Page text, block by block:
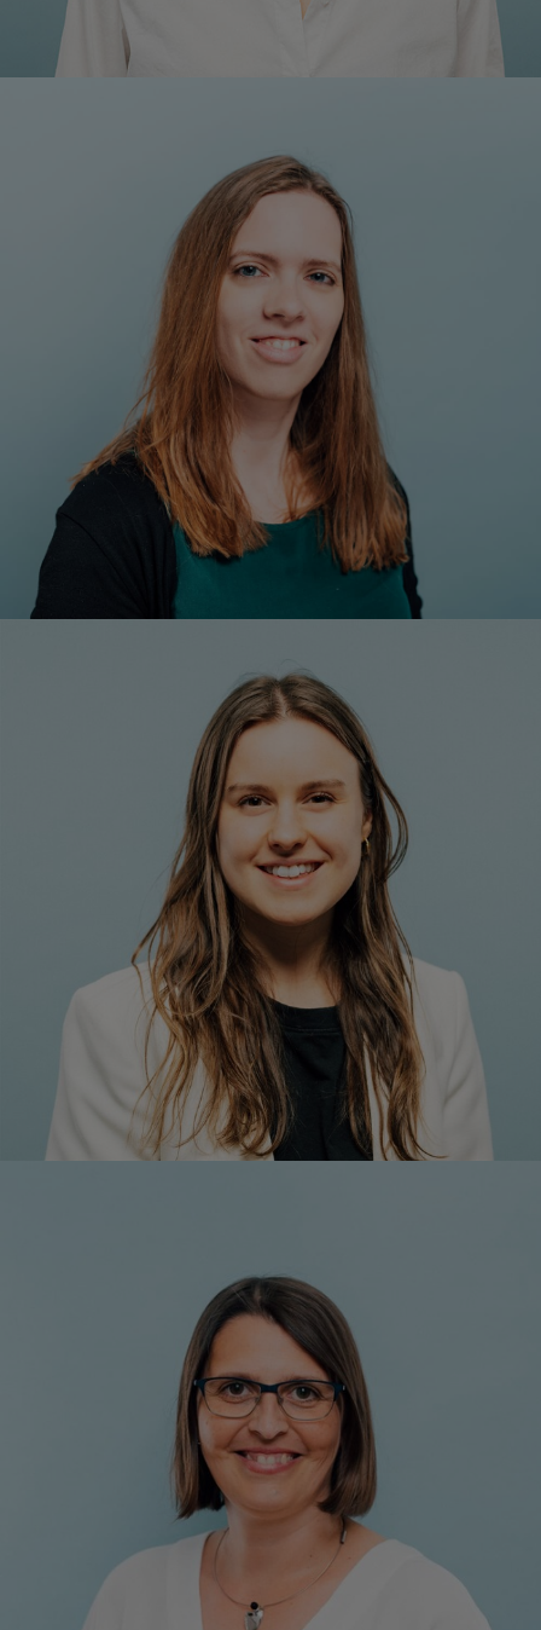
Daniela Resch, BSc
Mitarbeiterin Kommunikation
+43 1 7101077- 26
d.resch@respact.at
DI Caroline Koch
Projektmitarbeiterin Inhalte & Angebote
+43 1 7101077-24
c.koch@respact.at
Marion Wunetich
Leitung Office Management
+43 1 7101077-15
m.wunetich@respact.at